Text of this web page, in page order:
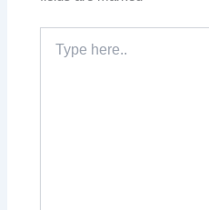
here..